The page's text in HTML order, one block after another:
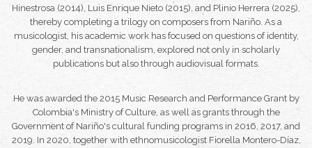
Hinestrosa (2014), Luis Enrique Nieto (2015), and Plinio Herrera (2025),
thereby completing a trilogy on composers from Nariño. As a
musicologist, his academic work has focused on questions of identity,
gender, and transnationalism, explored not only in scholarly
publications but also through audiovisual formats.
He was awarded the 2015 Music Research and Performance Grant by
Colombia's Ministry of Culture, as well as grants through the
Government of Nariño's cultural funding programs in 2016, 2017, and
2019. In 2020, together with ethnomusicologist Fiorella Montero-Díaz,